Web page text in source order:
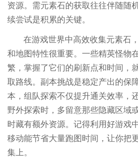
资源。需元素石的获取往往伴随随
续尝试是积累的关键。
在游戏世界中高效收集元素石
和地图特性很重要。一些精英怪物
繁，掌握了它们的刷新点和时间，
取路线。副本挑战是稳定产出的保
本，组队探索不仅提升通关效率，
野外探索时，多留意那些隐藏区域
时藏有额外资源。记得利用好游戏
移动能节省大量跑图时间，让你把
集上。